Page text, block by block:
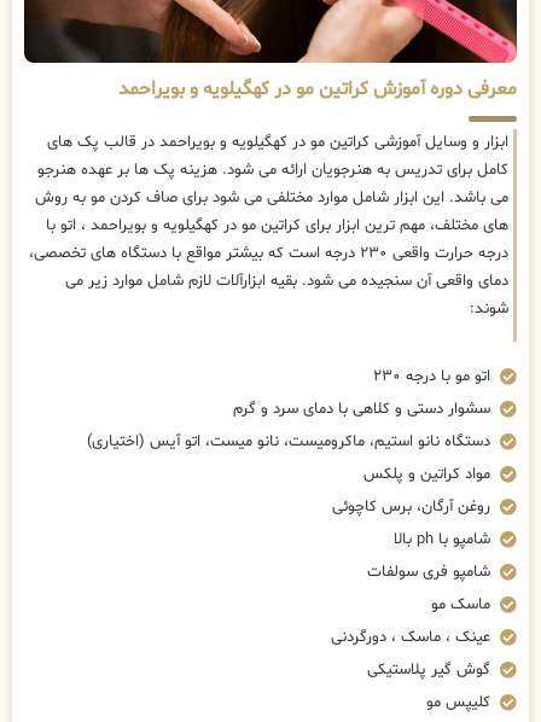
معرفی دوره آموزش کراتین مو در کهگیلویه و بویراحمد
ابزار و وسایل آموزشی کراتین مو در کهگیلویه و بویراحمد در قالب پک های
کامل برای تدریس به هنرجویان ارائه می شود. هزینه پک ها بر عهده هنرجو
می باشد. این ابزار شامل موارد مختلفی می شود برای صاف کردن مو به روش
های مختلف، مهم ترین ابزار برای کراتین مو در کهگیلویه و بویراحمد ، اتو با
درجه حرارت واقعی ۲۳۰ درجه است که بیشتر مواقع با دستگاه های تخصصی،
دمای واقعی آن سنجیده می شود. بقیه ابزارآلات لازم شامل موارد زیر می
شوند:
اتو مو با درجه ۲۳۰
سشوار دستی و کلاهی با دمای سرد و گرم
دستگاه نانو استیم، ماکرومیست، نانو میست، اتو آیس (اختیاری)
مواد کراتین و پلکس
روغن آرگان، برس کاچوئی
شامپو با ph بالا
شامپو فری سولفات
ماسک مو
عینک ، ماسک ، دورگردنی
گوش گیر پلاستیکی
کلیپس مو